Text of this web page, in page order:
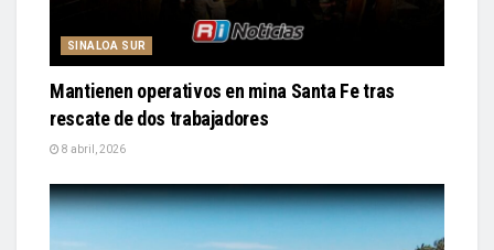
SINALOA SUR
Mantienen operativos en mina Santa Fe tras
rescate de dos trabajadores
8 abril, 2026